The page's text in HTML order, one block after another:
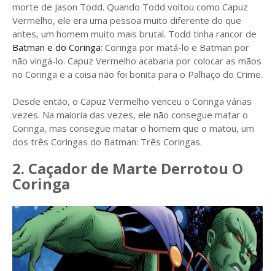
morte de Jason Todd. Quando Todd voltou como Capuz
Vermelho, ele era uma pessoa muito diferente do que
antes, um homem muito mais brutal. Todd tinha rancor de
Batman e do Coringa: Coringa por matá-lo e Batman por
não vingá-lo. Capuz Vermelho acabaria por colocar as mãos
no Coringa e a coisa não foi bonita para o Palhaço do Crime.
Desde então, o Capuz Vermelho venceu o Coringa várias
vezes. Na maioria das vezes, ele não consegue matar o
Coringa, mas consegue matar o homem que o matou, um
dos três Coringas do Batman: Três Coringas.
2. Caçador de Marte Derrotou O
Coringa